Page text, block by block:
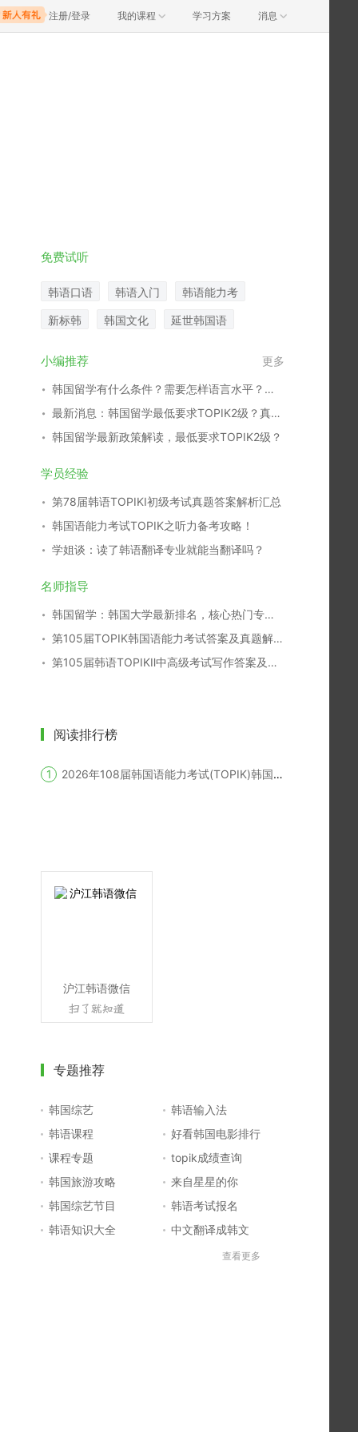
注册/登录 我的课程 学习方案 消息
免费试听
韩语口语 韩语入门 韩语能力考
新标韩 韩国文化 延世韩国语
小编推荐 更多
韩国留学有什么条件？需要怎样语言水平？（超全解读）
最新消息：韩国留学最低要求TOPIK2级？真的吗？
韩国留学最新政策解读，最低要求TOPIK2级？
学员经验
第78届韩语TOPIKⅠ初级考试真题答案解析汇总
韩国语能力考试TOPIK之听力备考攻略！
学姐谈：读了韩语翻译专业就能当翻译吗？
名师指导
韩国留学：韩国大学最新排名，核心热门专业分析
第105届TOPIK韩国语能力考试答案及真题解析汇总
第105届韩语TOPIKⅡ中高级考试写作答案及真题解析
阅读排行榜
2026年108届韩国语能力考试(TOPIK)韩国报名时间
沪江韩语微信
专题推荐
韩国综艺
韩语输入法
韩语课程
好看韩国电影排行
课程专题
topik成绩查询
韩国旅游攻略
来自星星的你
韩国综艺节目
韩语考试报名
韩语知识大全
中文翻译成韩文
查看更多